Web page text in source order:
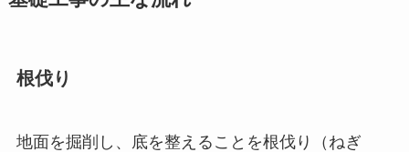
根伐り
地面を掘削し、底を整えることを根伐り（ねぎ